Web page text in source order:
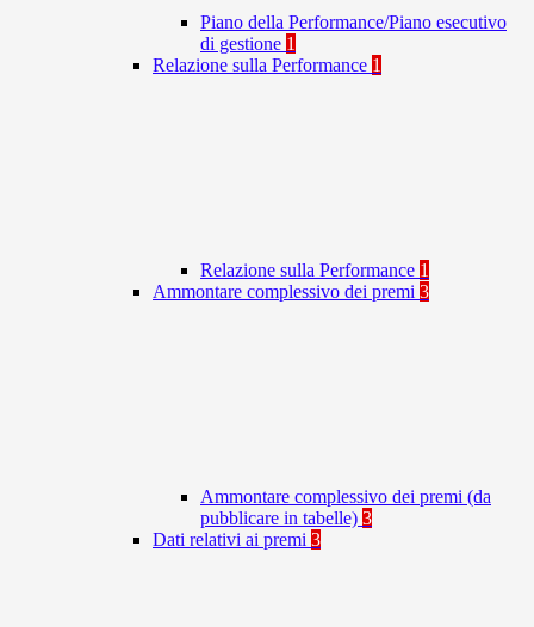
Piano della Performance/Piano esecutivo
di gestione 1
Relazione sulla Performance 1
Relazione sulla Performance 1
Ammontare complessivo dei premi 3
Ammontare complessivo dei premi (da
pubblicare in tabelle) 3
Dati relativi ai premi 3